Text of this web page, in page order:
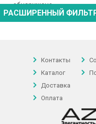
РАСШИРЕННЫЙ
обнаружено.
Контакты
Каталог
Доставка
Оплата